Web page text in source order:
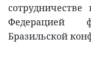
Федерацией
Бразильской